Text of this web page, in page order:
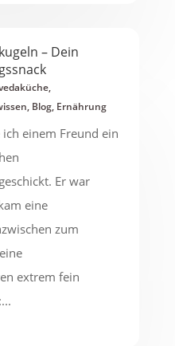
– Dein
,
, Blog, Ernährung
einem Freund ein
Er war
eine
zum
extrem fein